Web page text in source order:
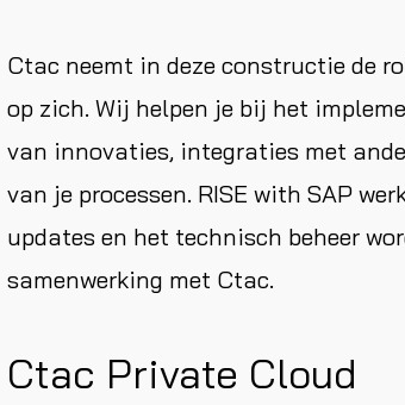
Ctac neemt in deze constructie de
op zich. Wij helpen je bij het
van innovaties, integraties met
van je processen. RISE with SAP
updates en het technisch beheer
samenwerking met Ctac.
Ctac Private Cloud